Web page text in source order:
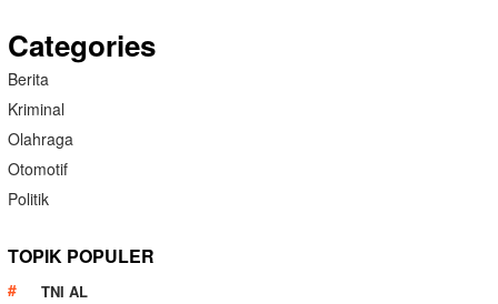
Categories
Berita
Kriminal
Olahraga
Otomotif
Politik
TOPIK POPULER
TNI AL